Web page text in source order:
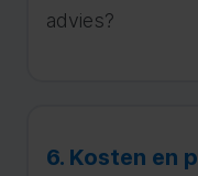
advies?
6. Kosten en